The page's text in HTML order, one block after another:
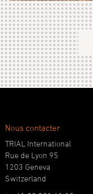
Nous contacter
TRIAL International
Rue de Lyon 95
1203 Geneva
Switzerland